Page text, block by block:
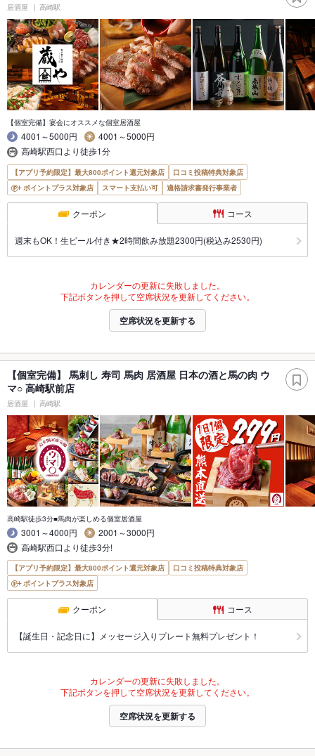
居酒屋 高崎駅
【個室完備】宴会にオススメな個室居酒屋
4001～5000円
4001～5000円
高崎駅西口より徒歩1分
【アプリ予約限定】最大800ポイント還元対象店
口コミ投稿特典対象店
ポイントプラス対象店
スマート支払い可 適格請求書発行事業者
クーポン コース
週末もOK！生ビール付き★2時間飲み放題2300円(税込み2530円)
カレンダーの更新に失敗しました。
下記ボタンを押して空席状況を更新してください。
空席状況を更新する
【個室完備】 馬刺し 寿司 馬肉 居酒屋 日本の酒と馬の肉 ウ
マ○ 高崎駅前店
居酒屋 高崎駅
高崎駅徒歩3分■馬肉が楽しめる個室居酒屋
3001～4000円
2001～3000円
高崎駅西口より徒歩3分!
【アプリ予約限定】最大800ポイント還元対象店
口コミ投稿特典対象店
ポイントプラス対象店
クーポン コース
【誕生日・記念日に】メッセージ入りプレート無料プレゼント！
カレンダーの更新に失敗しました。
下記ボタンを押して空席状況を更新してください。
空席状況を更新する